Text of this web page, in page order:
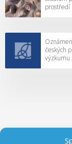
prostředí
českých
výzkumu